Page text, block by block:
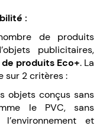
:
de produits
publicitaires,
produits Eco+. La
sur 2 critères :
objets conçus sans
le PVC, sans
et